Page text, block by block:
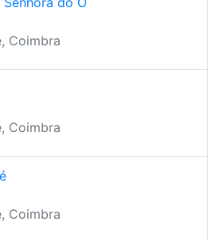
Coimbra
Coimbra
Coimbra